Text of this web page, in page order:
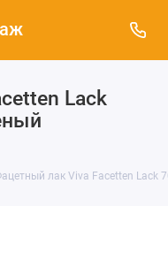
Lack
лак Viva Facetten Lack